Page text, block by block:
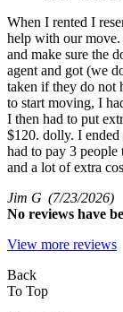
When I rented I
help with our
and make sure the
agent and got (we
taken if they do not
to start moving, I
I then had to put
$120. dolly. I ended
had to pay 3
and a lot of extra
Jim G (7/23/2026)
No reviews have
View more reviews
Back
To Top